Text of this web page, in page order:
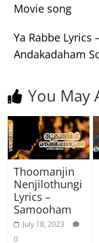
Movie song
Ya Rabbe Lyrics
Andakadaham
You May
Thoomanjin
Nenjilothungi
Lyrics –
Samooham
July 18, 2023
0